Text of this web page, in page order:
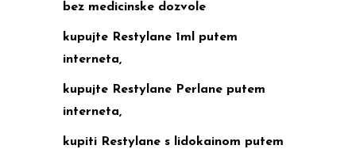
bez medicinske dozvole
kupujte Restylane 1ml putem
interneta,
kupujte Restylane Perlane putem
interneta,
kupiti Restylane s lidokainom putem